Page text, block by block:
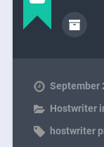
September
Hostwriter
hostwriter